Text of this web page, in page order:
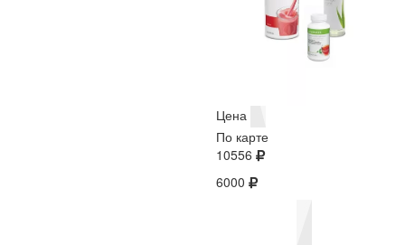
Цена
По карте
10556
6000